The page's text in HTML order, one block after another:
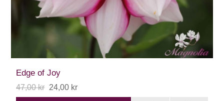
Edge of Joy
47,00 kr 24,00 kr